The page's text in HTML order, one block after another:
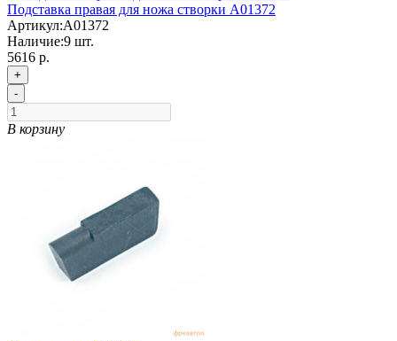
Подставка правая для ножа створки А01372
Артикул:А01372
Наличие:9 шт.
5616 р.
+
-
В корзину